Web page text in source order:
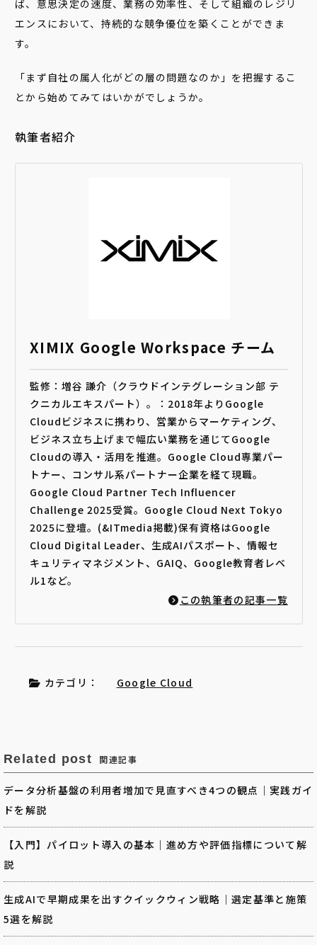
ば、意思決定の速度、業務の効率性、そして組織のレジリ
エンスにおいて、持続的な競争優位を築くことができま
す。
「まず自社の属人化がどの層の問題なのか」を把握するこ
とから始めてみてはいかがでしょうか。
執筆者紹介
XIMIX Google Workspace チーム
監修：増谷 謙介（クラウドインテグレーション部 テ
クニカルエキスパート）。：2018年よりGoogle
Cloudビジネスに携わり、営業からマーケティング、
ビジネス立ち上げまで幅広い業務を通じてGoogle
Cloudの導入・活用を推進。Google Cloud専業パー
トナー、コンサル系パートナー企業を経て現職。
Google Cloud Partner Tech Influencer
Challenge 2025受賞。Google Cloud Next Tokyo
2025に登壇。(&ITmedia掲載)保有資格はGoogle
Cloud Digital Leader、生成AIパスポート、情報セ
キュリティマネジメント、GAIQ、Google教育者レベ
ル1など。
この執筆者の記事一覧
カテゴリ： Google Cloud
Related post 関連記事
データ分析基盤の利用者増加で見直すべき4つの観点｜実践ガイ
ドを解説
【入門】パイロット導入の基本｜進め方や評価指標について解
説
生成AIで早期成果を出すクイックウィン戦略｜選定基準と施策
5選を解説